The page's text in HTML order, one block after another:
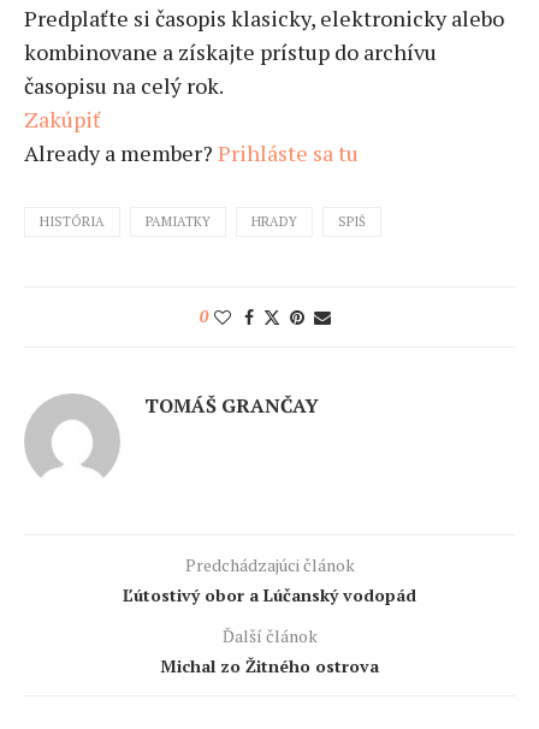
Predplaťte si časopis klasicky, elektronicky alebo
kombinovane a získajte prístup do archívu
časopisu na celý rok.
Zakúpiť
Already a member? Prihláste sa tu
HISTÓRIA PAMIATKY HRADY SPIŠ
0
TOMÁŠ GRANČAY
Predchádzajúci článok
Ľútostivý obor a Lúčanský vodopád
Ďalší článok
Michal zo Žitného ostrova